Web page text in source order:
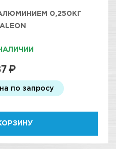
0,250КГ
₽
по запросу